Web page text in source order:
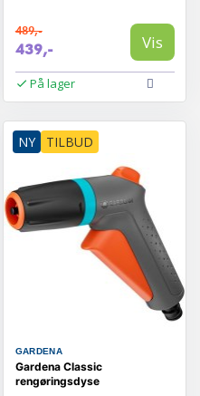
489,-
439,- Vis
På lager
NY TILBUD
GARDENA
Gardena Classic
rengøringsdyse